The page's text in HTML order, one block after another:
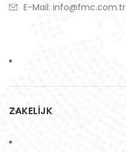
E-Mail: info@fmc.com.tr
ZAKELİJK